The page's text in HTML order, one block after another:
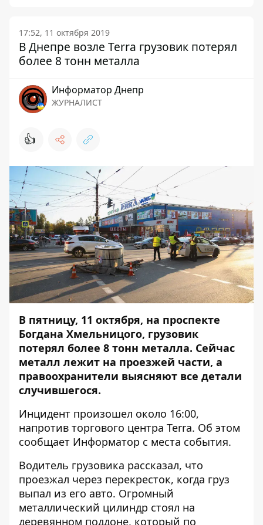
17:52, 11 октября 2019
В Днепре возле Terra грузовик потерял
более 8 тонн металла
Информатор Днепр
ЖУРНАЛИСТ
👍
В пятницу, 11 октября, на проспекте
Богдана Хмельницого, грузовик
потерял более 8 тонн металла. Сейчас
металл лежит на проезжей части, а
правоохранители выясняют все детали
случившегося.
Инцидент произошел около 16:00,
напротив торгового центра Terra. Об этом
сообщает Информатор с места события.
Водитель грузовика рассказал, что
проезжал через перекресток, когда груз
выпал из его авто. Огромный
металлический цилиндр стоял на
деревянном поддоне, который по